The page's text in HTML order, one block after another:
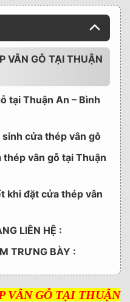
VÂN GỖ TẠI THUẬN
tại Thuận An – Bình
cửa thép vân gỗ
vân gỗ tại Thuận
khi đặt cửa thép vân
LIÊN HỆ :
TRƯNG BÀY :
VÂN GỖ TẠI THUẬN